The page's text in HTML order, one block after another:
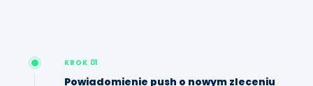
KROK 01
Powiadomienie push o nowym zleceniu